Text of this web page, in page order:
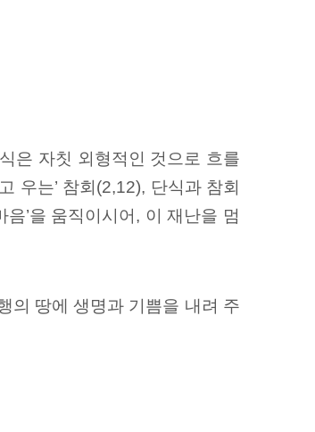
은 자칫 외형적인 것으로 흐를
우는’ 참회(2,12), 단식과 참회
’을 움직이시어, 이 재난을 멈
의 땅에 생명과 기쁨을 내려 주